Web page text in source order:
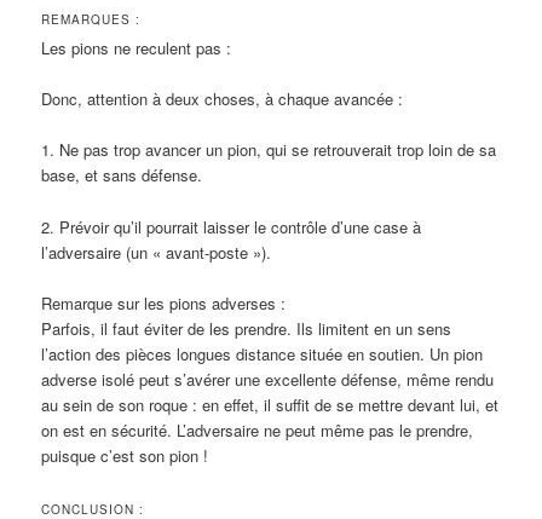
REMARQUES :
Les pions ne reculent pas :
Donc, attention à deux choses, à chaque avancée :
1. Ne pas trop avancer un pion, qui se retrouverait trop loin de sa
base, et sans défense.
2. Prévoir qu’il pourrait laisser le contrôle d’une case à
l’adversaire (un « avant-poste »).
Remarque sur les pions adverses :
Parfois, il faut éviter de les prendre. Ils limitent en un sens
l’action des pièces longues distance située en soutien. Un pion
adverse isolé peut s’avérer une excellente défense, même rendu
au sein de son roque : en effet, il suffit de se mettre devant lui, et
on est en sécurité. L’adversaire ne peut même pas le prendre,
puisque c’est son pion !
CONCLUSION :